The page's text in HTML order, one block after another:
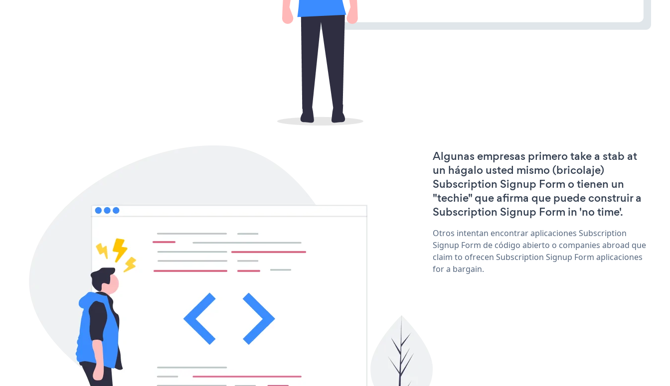
Algunas empresas primero take a stab at
un hágalo usted mismo (bricolaje)
Subscription Signup Form o tienen un
"techie" que afirma que puede construir a
Subscription Signup Form in 'no time'.
Otros intentan encontrar aplicaciones Subscription
Signup Form de código abierto o companies abroad que
claim to ofrecen Subscription Signup Form aplicaciones
for a bargain.